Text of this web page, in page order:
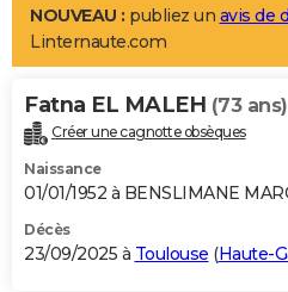
LIFESTYLE
Art de vivre
Bien-être
Loisirs
Mode
Modes de vie
Alimentation
Guide de la santé
Maladies
Médicaments
Sommeil
VOYAGE
Destinations
City break
Voyage nature
Voyage de noces
Forum
Climat
+PHOTO
GUIDES D'ACHAT
BONS PLANS
NOUVEAU : publiez un avis de
Linternaute.com
Fatna EL MALEH (73 ans)
Créer une cagnotte obsèques
Naissance
01/01/1952 à BENSLIMANE
Décès
23/09/2025 à Toulouse (Haute-